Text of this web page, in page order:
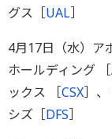
グス［UAL］
4月17日（水）ア
ホールディング ［
ックス ［CSX］
シズ［DFS］